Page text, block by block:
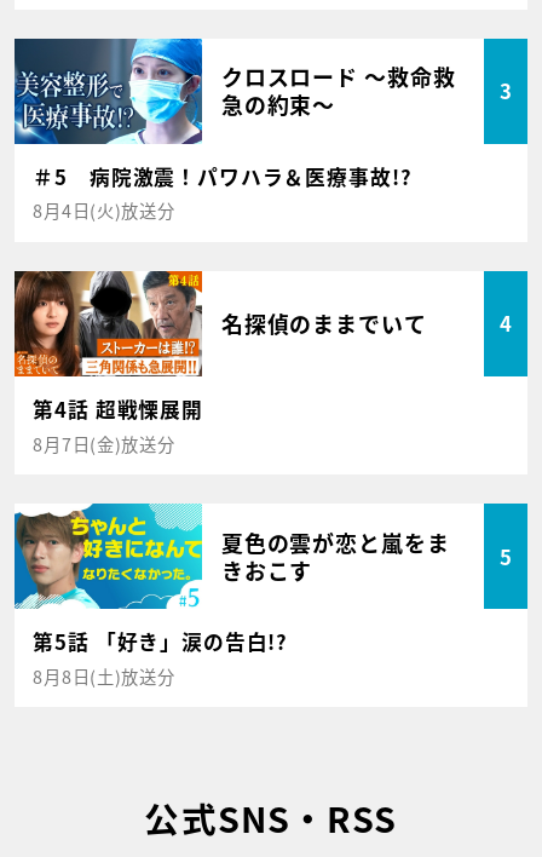
クロスロード ～救命救
急の約束～
3
＃5 病院激震！パワハラ＆医療事故!?
8月4日(火)放送分
名探偵のままでいて 4
第4話 超戦慄展開
8月7日(金)放送分
夏色の雲が恋と嵐をま
きおこす
5
第5話 「好き」涙の告白!?
8月8日(土)放送分
公式SNS・RSS